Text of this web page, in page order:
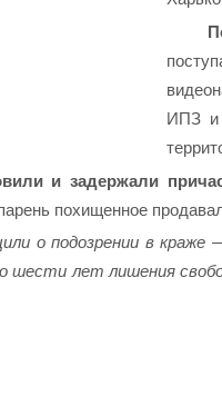
ИПЗ и
и задержали
похищенное
о подозрении в
лет лишения